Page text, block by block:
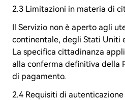
2.3 Limitazioni in materia di
Il Servizio non è aperto agli
continentale, degli Stati Uniti
La specifica cittadinanza
alla conferma definitiva della
di pagamento.
2.4 Requisiti di autenticazione